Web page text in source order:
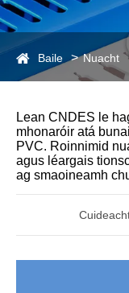
Baile Nuacht
Lean CNDES le
mhonaróir atá
PVC. Roinnimid
agus léargais
ag smaoineamh